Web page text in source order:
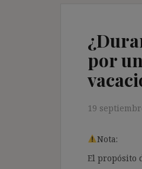
por
19
Nota:
El propósito